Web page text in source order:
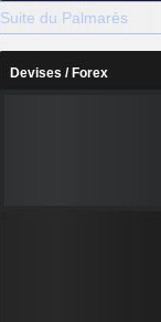
Suite du Palmarès
Devises / Forex